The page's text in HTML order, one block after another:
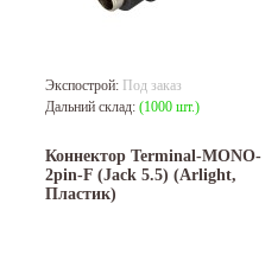
Экспострой: Под заказ
Дальний склад: (1000 шт.)
Коннектор Terminal-MONO-
2pin-F (Jack 5.5) (Arlight,
Пластик)